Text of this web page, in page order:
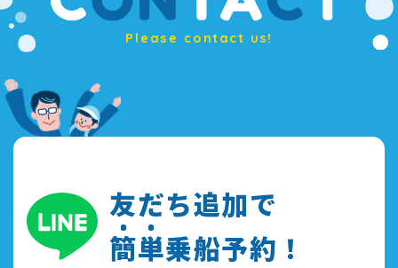
Please contact us!
友だち追加で
簡単乗船予約！